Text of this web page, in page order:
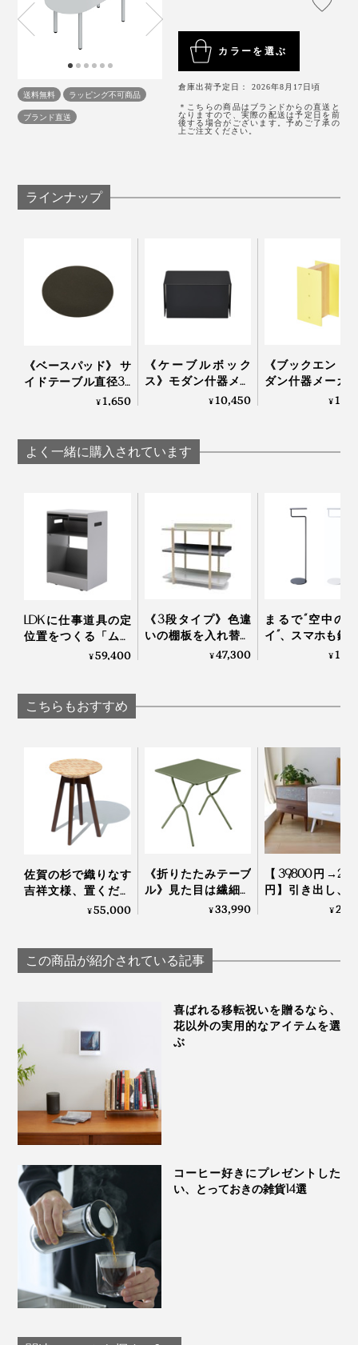
脚を取り付けるだけで完成
カラー展開は、「ライトグレー」「ブラック」「インダ
ストリアルグリーン」の3色。モノトーンの2色はもちろ
ーン」も、意外と合わせやすい絶妙な色味。
写真左から「ライトグレー」「インダストリアルグリーン」「ブラック」
どんな素材・テイストのインテリアとも不思議とよくな
くれます
このシンプルさ、簡単なようで難しい技術の結集。
素材も製作もALLジャパンメイド。粘り気があって強度
が出やすい日本製のスチールを使い、熟練の日本の職人
によって丁寧に作られています。
2.9mmという天板の薄さと強度を両立するため、かける
熱を抑えながら溶接。表面は2種類のやすりをかけてな
めらかに。端はシャープさを損なわない絶妙な加減で面
取り。きめ細かな積み重ねで、機能とデザインのバラン
スを実現しています。
スチール素材に用いられる鉄は、自然界に豊富な資源。
に戻して何度も使えるリサイクル性にも優れています。
送料無料
ラッピング不可商品
ブランド直送
カラーを選ぶ
倉庫出荷予定日： 2026年8月17日頃
＊こちらの商品はブランドからの直送と
なりますので、実際の配送は予定日を前
後する場合がございます。予めご了承の
上ご注文ください。
ラインナップ
《ベースパッド》 サ
イドテーブル直径38
ｃｍ専用「すべり止
¥1,650
《ケーブルボック
ス》モダン什器メー
カーが作ったスチー
¥10,450
《ブックエンド
ダン什器メーカ
作った、飾れる
¥
よく一緒に購入されています
LDKに仕事道具の定
位置をつくる「ムー
ビング書斎」｜
¥59,400
《3段タイプ》色違
いの棚板を入れ替え
るたびに、新鮮な空
¥47,300
まるで“空中の
イ”、スマホも鍵
ールックで置け
¥
こちらもおすすめ
佐賀の杉で織りなす
吉祥文様、置くだけ
で明るい部屋になる
¥55,000
《折りたたみテーブ
ル》見た目は繊細な
のに、水や紫外線に
¥33,990
【39,800円
円】引き出し、
機能付き
¥
この商品が紹介されている記事
喜ばれる移転祝いを贈るなら、
花以外の実用的なアイテムを選
ぶ
コーヒー好きにプレゼントした
い、とっておきの雑貨14選